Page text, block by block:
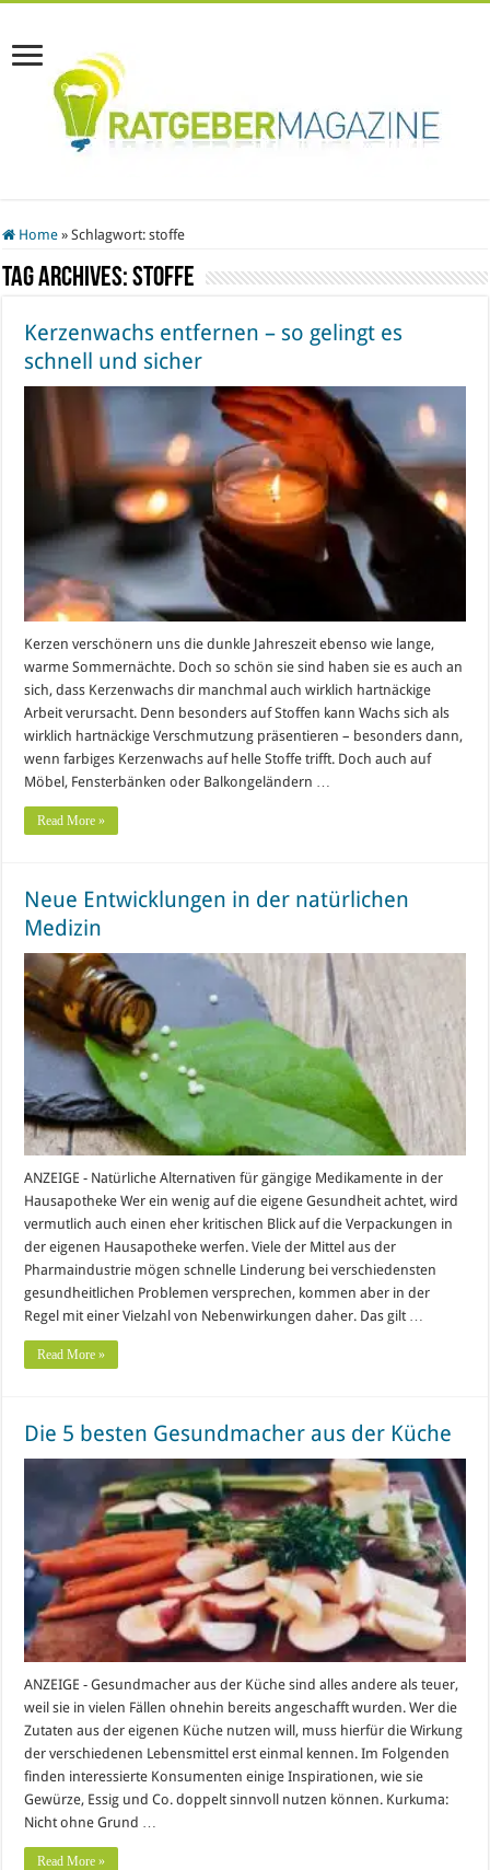
Home » Schlagwort:stoffe
Tag Archives:stoffe
Kerzenwachs entfernen – so gelingt es
schnell und sicher
Kerzen verschönern uns die dunkle Jahreszeit ebenso wie lange,
warme Sommernächte. Doch so schön sie sind haben sie es auch an
sich, dass Kerzenwachs dir manchmal auch wirklich hartnäckige
Arbeit verursacht. Denn besonders auf Stoffen kann Wachs sich als
wirklich hartnäckige Verschmutzung präsentieren – besonders dann,
wenn farbiges Kerzenwachs auf helle Stoffe trifft. Doch auch auf
Möbel, Fensterbänken oder Balkongeländern …
Read More »
Neue Entwicklungen in der natürlichen
Medizin
ANZEIGE - Natürliche Alternativen für gängige Medikamente in der
Hausapotheke Wer ein wenig auf die eigene Gesundheit achtet, wird
vermutlich auch einen eher kritischen Blick auf die Verpackungen in
der eigenen Hausapotheke werfen. Viele der Mittel aus der
Pharmaindustrie mögen schnelle Linderung bei verschiedensten
gesundheitlichen Problemen versprechen, kommen aber in der
Regel mit einer Vielzahl von Nebenwirkungen daher. Das gilt …
Read More »
Die 5 besten Gesundmacher aus der Küche
ANZEIGE - Gesundmacher aus der Küche sind alles andere als teuer,
weil sie in vielen Fällen ohnehin bereits angeschafft wurden. Wer die
Zutaten aus der eigenen Küche nutzen will, muss hierfür die Wirkung
der verschiedenen Lebensmittel erst einmal kennen. Im Folgenden
finden interessierte Konsumenten einige Inspirationen, wie sie
Gewürze, Essig und Co. doppelt sinnvoll nutzen können. Kurkuma:
Nicht ohne Grund …
Read More »